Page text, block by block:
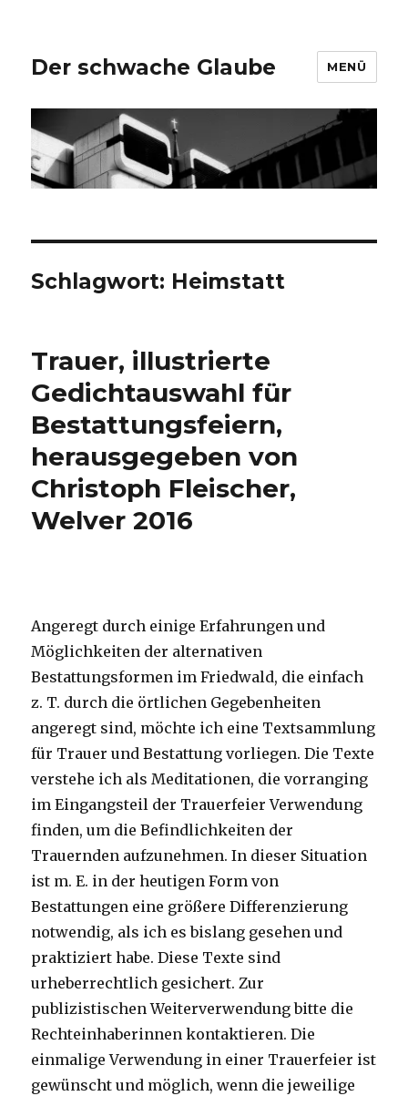
Der schwache Glaube MENÜ
Schlagwort: Heimstatt
Trauer, illustrierte
Gedichtauswahl für
Bestattungsfeiern,
herausgegeben von
Christoph Fleischer,
Welver 2016
Angeregt durch einige Erfahrungen und
Möglichkeiten der alternativen
Bestattungsformen im Friedwald, die einfach
z. T. durch die örtlichen Gegebenheiten
angeregt sind, möchte ich eine Textsammlung
für Trauer und Bestattung vorliegen. Die Texte
verstehe ich als Meditationen, die vorranging
im Eingangsteil der Trauerfeier Verwendung
finden, um die Befindlichkeiten der
Trauernden aufzunehmen. In dieser Situation
ist m. E. in der heutigen Form von
Bestattungen eine größere Differenzierung
notwendig, als ich es bislang gesehen und
praktiziert habe. Diese Texte sind
urheberrechtlich gesichert. Zur
publizistischen Weiterverwendung bitte die
Rechteinhaberinnen kontaktieren. Die
einmalige Verwendung in einer Trauerfeier ist
gewünscht und möglich, wenn die jeweilige